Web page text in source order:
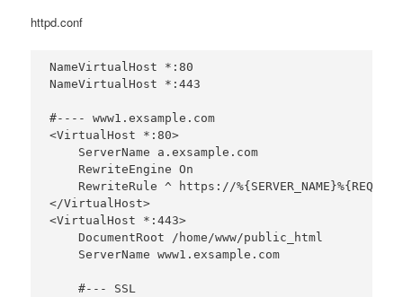
httpd.conf
NameVirtualHost *:80
NameVirtualHost *:443
#---- www1.exsample.com
<VirtualHost *:80>
    ServerName a.exsample.com
    RewriteEngine On
RewriteRule ^ https://
</VirtualHost>
<VirtualHost *:443>
    DocumentRoot /home/www/public_html
    ServerName www1.exsample.com
    #--- SSL